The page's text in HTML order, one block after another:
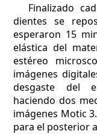
Finalizado
dientes se
esperaron 15
elástica del
estéreo
imágenes
desgaste del
haciendo dos
imágenes Motic
para el posterior